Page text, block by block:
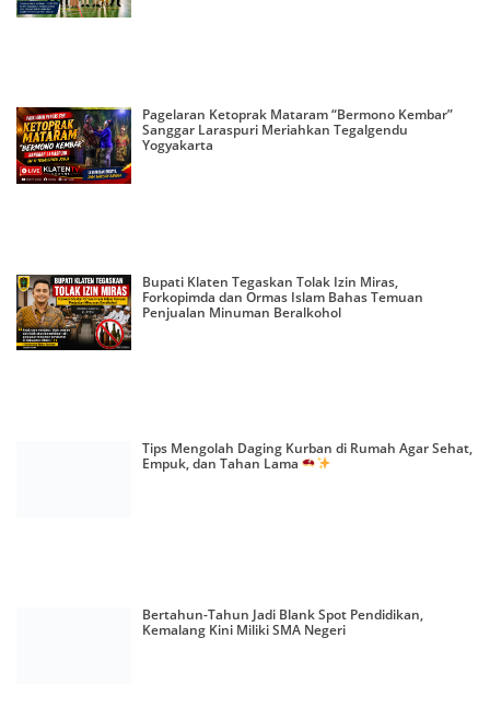
Pagelaran Ketoprak Mataram “Bermono Kembar”
Sanggar Laraspuri Meriahkan Tegalgendu
Yogyakarta
Bupati Klaten Tegaskan Tolak Izin Miras,
Forkopimda dan Ormas Islam Bahas Temuan
Penjualan Minuman Beralkohol
Tips Mengolah Daging Kurban di Rumah Agar Sehat,
Empuk, dan Tahan Lama
Bertahun-Tahun Jadi Blank Spot Pendidikan,
Kemalang Kini Miliki SMA Negeri